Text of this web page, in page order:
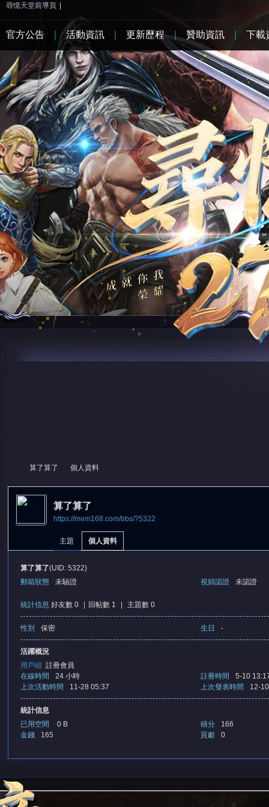
尋憶天堂前導頁
天
算了算了
›
個人資料
算了算了
https://mem168.com/bbs/?5322
主題 個人資料
算了算了(UID: 5322)
郵箱狀態
未驗證 視頻認證 未認證
統計信息 好友數 0 回帖數 1 主題數 0
性別 保密 生日 -
活躍概況
用戶組 註冊會員
在線時間
24 小時 註冊時間
5-10
上次活動時間
11-28 05:37 上次發表時間 12-
統計信息
已用空間
0 B 積分
166
金錢
165 貢獻 0